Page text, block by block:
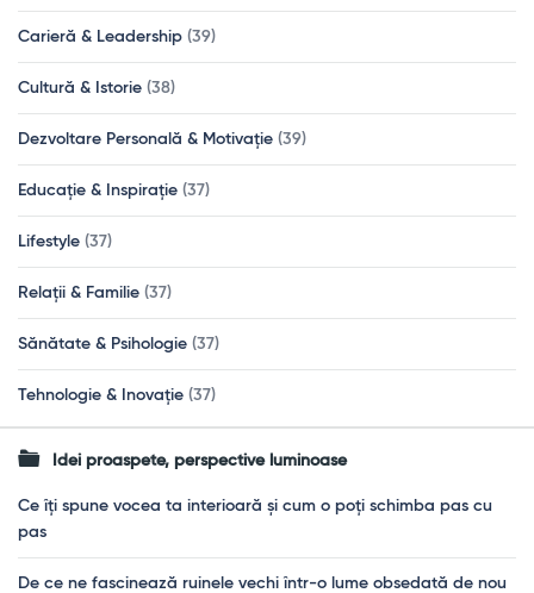
Carieră & Leadership (39)
Cultură & Istorie (38)
Dezvoltare Personală & Motivație (39)
Educație & Inspirație (37)
Lifestyle (37)
Relații & Familie (37)
Sănătate & Psihologie (37)
Tehnologie & Inovație (37)
Idei proaspete, perspective luminoase
Ce îți spune vocea ta interioară și cum o poți schimba pas cu
pas
De ce ne fascinează ruinele vechi într-o lume obsedată de nou